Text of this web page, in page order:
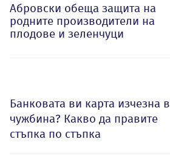
Абровски обеща защита на
родните производители на
плодове и зеленчуци
Банковата ви карта изчезна в
чужбина? Какво да правите
стъпка по стъпка